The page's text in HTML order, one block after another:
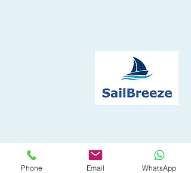
Phone Email WhatsApp